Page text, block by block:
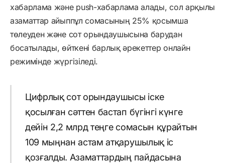
хабарлама және push-хабарлама алады, сол арқылы
азаматтар айыппұл сомасының 25% қосымша
төлеуден және сот орындаушысына барудан
босатылады, өйткені барлық әрекеттер онлайн
режимінде жүргізіледі.
Цифрлық сот орындаушысы іске
қосылған сәттен бастап бүгінгі күнге
дейін 2,2 млрд теңге сомасын құрайтын
109 мыңнан астам атқарушылық іс
қозғалды. Азаматтардың пайдасына